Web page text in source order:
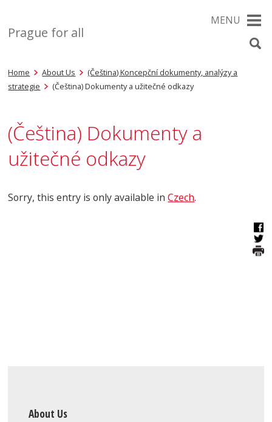
Prague for all
MENU
Home About Us
(Čeština) Koncepční dokumenty, analýzy a
strategie
(Čeština) Dokumenty a užitečné odkazy
(Čeština) Dokumenty a
užitečné odkazy
Sorry, this entry is only available inCzech.
About Us